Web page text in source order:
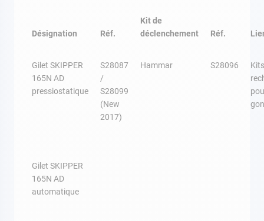
Désignation Réf.
Kit de
déclenchement
Réf.
Gilet SKIPPER
165N AD
pressiostatique
S28087
/
S28099
(New
2017)
Hammar S28096
Gilet SKIPPER
165N AD
automatique